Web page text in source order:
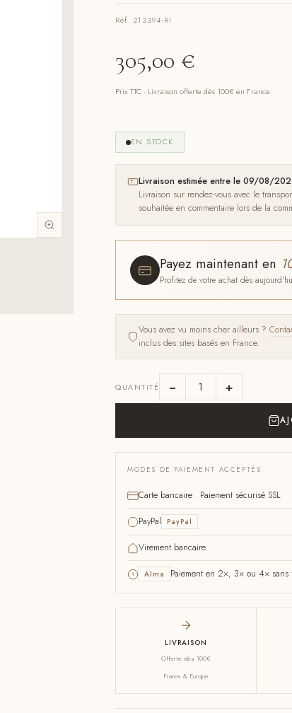
Réf. 213394-RI
305,00 €
Prix TTC · Livraison offerte dès 100€ en France
EN STOCK
Livraison estimée entre le 09/08/
Livraison sur rendez-vous avec le
souhaitée en commentaire lors de la
Payez maintenant en
Profitez de votre achat dès
Vous avez vu moins cher ailleurs ?
inclus des sites basés en France.
QUANTITÉ − +
MODES DE PAIEMENT ACCEPTÉS
Carte bancaire · Paiement sécurisé SSL
PayPal PayPal
Virement bancaire
Alma Paiement en 2×, 3× ou 4× sans
LIVRAISON
Offerte dès 100€
France & Europe